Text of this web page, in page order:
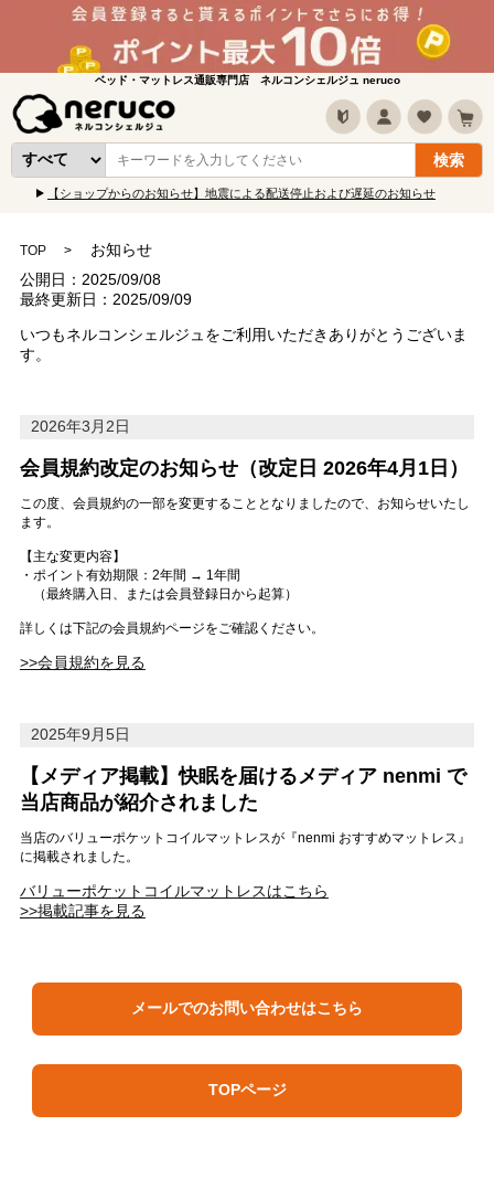
ベッド・マットレス通販専門店 ネルコンシェルジュ neruco
【ショップからのお知らせ】地震による配送停止および遅延のお知らせ
TOP
お知らせ
公開日：2025/09/08
最終更新日：2025/09/09
いつもネルコンシェルジュをご利用いただきありがとうございま
す。
2026年3月2日
会員規約改定のお知らせ（改定日 2026年4月1日）
この度、会員規約の一部を変更することとなりましたので、お知らせいたし
ます。
【主な変更内容】
・ポイント有効期限：2年間 → 1年間
（最終購入日、または会員登録日から起算）
詳しくは下記の会員規約ページをご確認ください。
>>会員規約を見る
2025年9月5日
【メディア掲載】快眠を届けるメディア nenmi で
当店商品が紹介されました
当店のバリューポケットコイルマットレスが『nenmi おすすめマットレス』
に掲載されました。
バリューポケットコイルマットレスはこちら
>>掲載記事を見る
メールでのお問い合わせはこちら
TOPページ